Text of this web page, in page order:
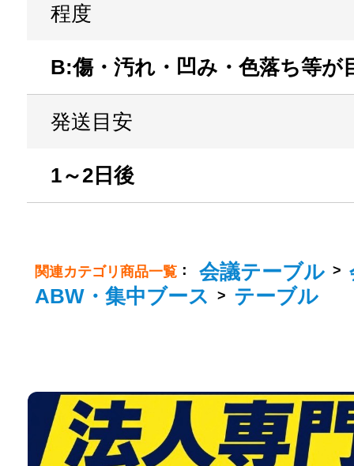
程度
B:傷・汚れ・凹み・色落ち等が
発送目安
1～2日後
関連カテゴリ商品一覧 ： 会議テーブル >
ABW・集中ブース
> テーブル